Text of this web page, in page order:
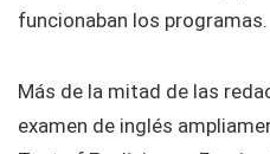
funcionaban los programas.
Más de la mitad de las
examen de inglés